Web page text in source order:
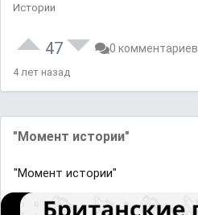
Истории
47 0 комментариев
4 лет назад
"Момент истории"
"Момент истории"